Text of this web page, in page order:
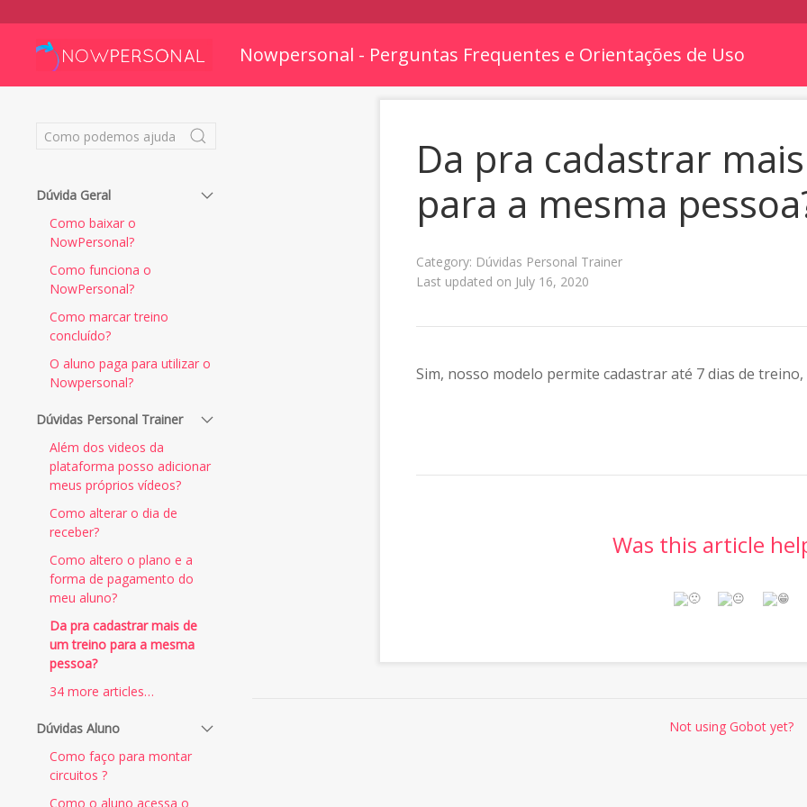
Nowpersonal - Perguntas Frequentes e Orientações de Uso
Dúvida Geral
Como baixar o
NowPersonal?
Como funciona o
NowPersonal?
Como marcar treino
concluído?
O aluno paga para utilizar o
Nowpersonal?
Dúvidas Personal Trainer
Além dos videos da
plataforma posso adicionar
meus próprios vídeos?
Como alterar o dia de
receber?
Como altero o plano e a
forma de pagamento do
meu aluno?
Da pra cadastrar mais de
um treino para a mesma
pessoa?
34 more articles…
Dúvidas Aluno
Como faço para montar
circuitos ?
Como o aluno acessa o
Da pra cadastrar
para a mesma
Category: Dúvidas Personal Trainer
Last updated on July 16, 2020
Sim, nosso modelo permite cadastrar até 7 dias de
Was this article
Not using Gobot yet?